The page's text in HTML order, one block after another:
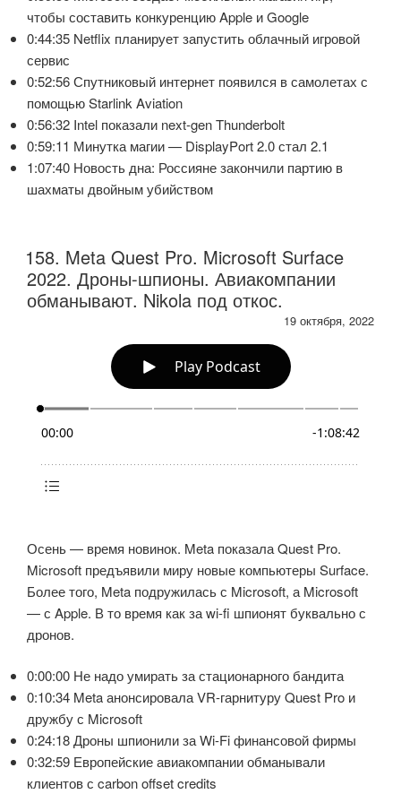
чтобы составить конкуренцию Apple и Google
0:44:35 Netflix планирует запустить облачный игровой
сервис
0:52:56 Спутниковый интернет появился в самолетах с
помощью Starlink Aviation
0:56:32 Intel показали next-gen Thunderbolt
0:59:11 Минутка магии — DisplayPort 2.0 стал 2.1
1:07:40 Новость дна: Россияне закончили партию в
шахматы двойным убийством
158. Meta Quest Pro. Microsoft Surface
2022. Дроны-шпионы. Авиакомпании
обманывают. Nikola под откос.
19 октября, 2022
Осень — время новинок. Meta показала Quest Pro.
Microsoft предъявили миру новые компьютеры Surface.
Более того, Meta подружилась с Microsoft, а Microsoft
— с Apple. В то время как за wi-fi шпионят буквально с
дронов.
0:00:00 Не надо умирать за стационарного бандита
0:10:34 Meta анонсировала VR-гарнитуру Quest Pro и
дружбу с Microsoft
0:24:18 Дроны шпионили за Wi-Fi финансовой фирмы
0:32:59 Европейские авиакомпании обманывали
клиентов с carbon offset credits